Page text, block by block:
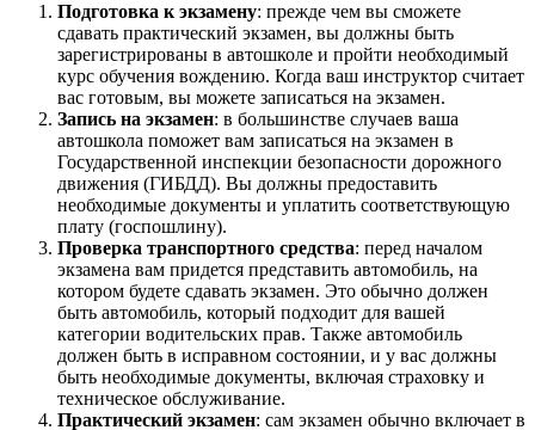
Подготовка к экзамену: прежде чем вы сможете
сдавать практический экзамен, вы должны быть
зарегистрированы в автошколе и пройти необходимый
курс обучения вождению. Когда ваш инструктор считает
вас готовым, вы можете записаться на экзамен.
Запись на экзамен: в большинстве случаев ваша
автошкола поможет вам записаться на экзамен в
Государственной инспекции безопасности дорожного
движения (ГИБДД). Вы должны предоставить
необходимые документы и уплатить соответствующую
плату (госпошлину).
Проверка транспортного средства: перед началом
экзамена вам придется представить автомобиль, на
котором будете сдавать экзамен. Это обычно должен
быть автомобиль, который подходит для вашей
категории водительских прав. Также автомобиль
должен быть в исправном состоянии, и у вас должны
быть необходимые документы, включая страховку и
техническое обслуживание.
Практический экзамен: сам экзамен обычно включает в